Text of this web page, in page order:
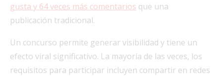
gusta y 64 veces más comentarios que una
publicación tradicional.
Un concurso permite generar visibilidad y tiene un
efecto viral significativo. La mayoría de las veces, los
requisitos para participar incluyen compartir en redes